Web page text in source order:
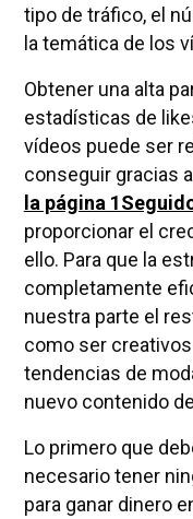
tipo de tráfico, el
la temática de los
Obtener una alta
estadísticas de
vídeos puede ser
conseguir gracias
la página
proporcionar el
ello. Para que la
completamente
nuestra parte el
como ser
tendencias de
nuevo contenido
Lo primero que
necesario tener
para ganar dinero